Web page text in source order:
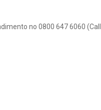
no 0800 647 6060